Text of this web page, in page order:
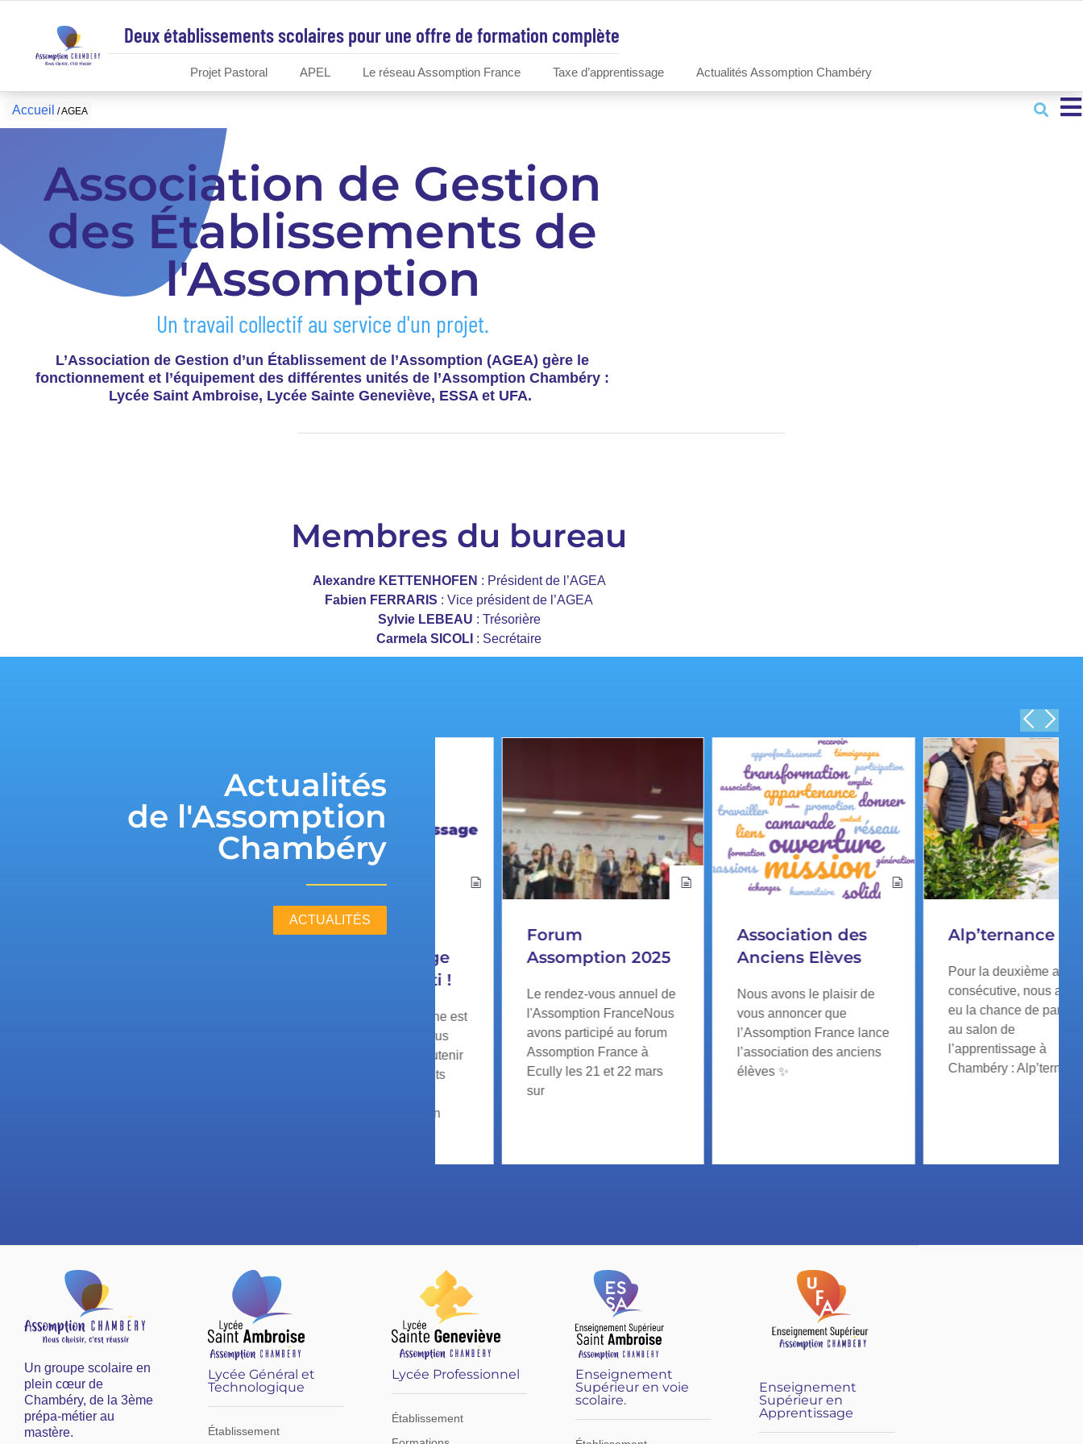
Deux établissements scolaires pour une offre de formation complète
Projet Pastoral APEL Le réseau Assomption France Taxe d’apprentissage Actualités Assomption Chambéry
Accueil /AGEA
Association de Gestion
des Établissements de
l'Assomption
Un travail collectif au service d'un projet.
L’Association de Gestion d’un Établissement de l’Assomption (AGEA) gère le
fonctionnement et l’équipement des différentes unités de l’Assomption Chambéry :
Lycée Saint Ambroise, Lycée Sainte Geneviève, ESSA et UFA.
Membres du bureau
Alexandre KETTENHOFEN : Président de l’AGEA
Fabien FERRARIS : Vice président de l’AGEA
Sylvie LEBEAU : Trésorière
Carmela SICOLI : Secrétaire
Actualités
de l'Assomption
Chambéry
ACTUALITÉS
Taxe
Assomption 2025
Le rendez-vous annuel de
l'Assomption FranceNous
avons participé au forum
Assomption France à
Ecully les 21 et 22 mars
Association des
Anciens Elèves
Nous avons le plaisir de
vous annoncer que
l’Assomption France lance
l’association des anciens
Alp’ternance
Pour la deuxième année
consécutive, nous avons
eu la chance de participer
au salon de
l’apprentissage à
Chambéry : Alp’ternance !
Un groupe scolaire en
plein cœur de
Chambéry, de la 3ème
prépa-métier au
mastère.
Lycée Général et
Technologique
Établissement
Lycée Professionnel
Établissement
Enseignement
Supérieur en voie
scolaire.
Enseignement
Supérieur en
Apprentissage